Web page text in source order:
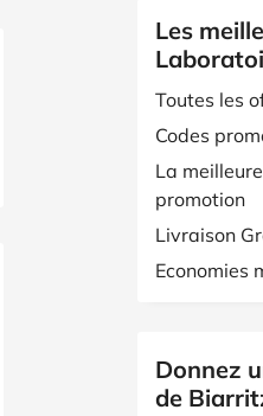
Les
Toutes les
Codes
La meilleure
promotion
Livraison
Economies
Donnez
de